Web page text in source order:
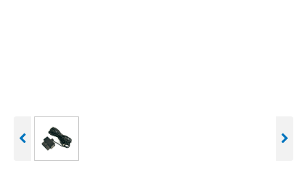
アウトレット
駐車監視セット